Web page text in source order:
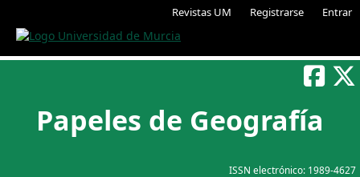
Revistas UM Registrarse Entrar
ISSN electrónico: 1989-4627
Papeles de Geografía